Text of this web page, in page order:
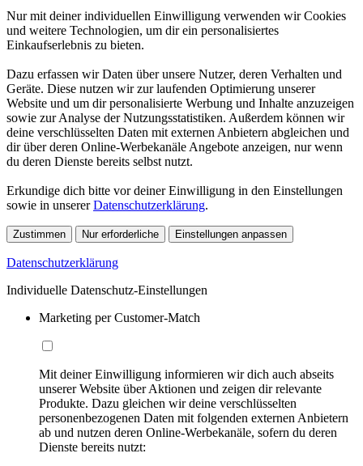
Nur mit deiner individuellen Einwilligung verwenden wir Cookies
und weitere Technologien, um dir ein personalisiertes
Einkaufserlebnis zu bieten.
Dazu erfassen wir Daten über unsere Nutzer, deren Verhalten und
Geräte. Diese nutzen wir zur laufenden Optimierung unserer
Website und um dir personalisierte Werbung und Inhalte anzuzeigen
sowie zur Analyse der Nutzungsstatistiken. Außerdem können wir
deine verschlüsselten Daten mit externen Anbietern abgleichen und
dir über deren Online-Werbekanäle Angebote anzeigen, nur wenn
du deren Dienste bereits selbst nutzt.
Erkundige dich bitte vor deiner Einwilligung in den Einstellungen
sowie in unsererDatenschutzerklärung.
Zustimmen Nur erforderliche Einstellungen anpassen
Datenschutzerklärung
Individuelle Datenschutz-Einstellungen
Marketing per Customer-Match
Mit deiner Einwilligung informieren wir dich auch abseits
unserer Website über Aktionen und zeigen dir relevante
Produkte. Dazu gleichen wir deine verschlüsselten
personenbezogenen Daten mit folgenden externen Anbietern
ab und nutzen deren Online-Werbekanäle, sofern du deren
Dienste bereits nutzt: